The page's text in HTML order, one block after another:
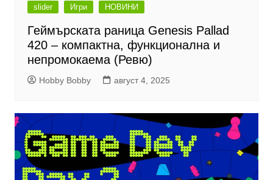
slider Игри НОВИНИ
Геймърската раница Genesis Pallad
420 – компактна, функционална и
непромокаема (Ревю)
Hobby Bobby август 4, 2025